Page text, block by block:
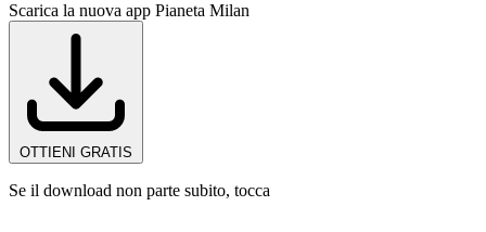
Scarica la nuova app Pianeta Milan
OTTIENI GRATIS
Se il download non parte subito, tocca